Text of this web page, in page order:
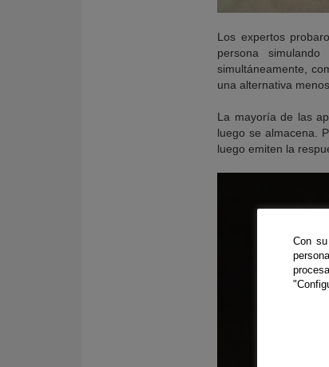
Los expertos
persona
simultáneamente,
una alternativa
La mayoría de las
luego se almacena.
luego emiten la
Con